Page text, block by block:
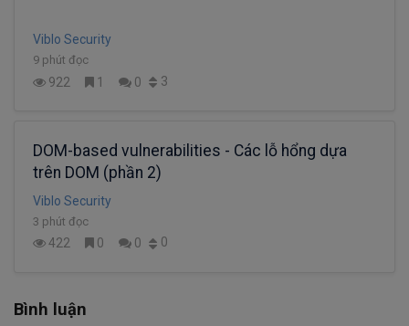
Viblo Security
9 phút đọc
922 1 0 3
DOM-based vulnerabilities - Các lỗ hổng dựa
trên DOM (phần 2)
Viblo Security
3 phút đọc
422 0 0 0
Bình luận